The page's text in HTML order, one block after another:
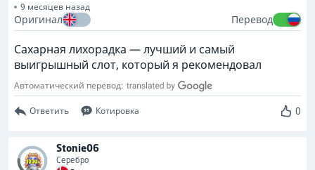
9 месяцев назад
Оригинал Перевод
Сахарная лихорадка — лучший и самый
выигрышный слот, который я рекомендовал
Автоматический перевод:
Ответить Котировка 0
Stonie06
Серебро